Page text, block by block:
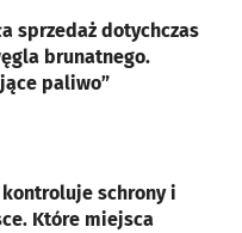
sprzedaż dotychczas
brunatnego.
paliwo”
kontroluje schrony i
Które miejsca